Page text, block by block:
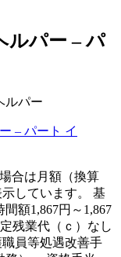
ルパー – パ
ルパー
合は月額（換算
しています。 基
額1,867円～1,867
残業代（ｃ）なし
員等処遇改善手